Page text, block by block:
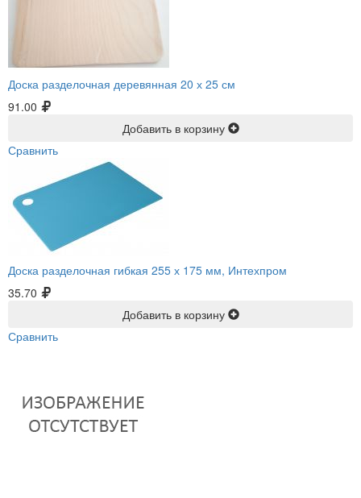
Доска разделочная деревянная 20 х 25 см
91.00
Добавить в корзину
Сравнить
Доска разделочная гибкая 255 х 175 мм, Интехпром
35.70
Добавить в корзину
Сравнить